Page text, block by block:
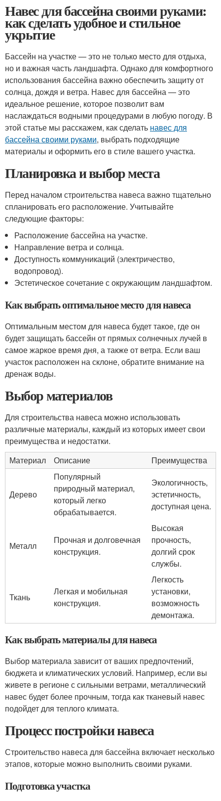
Навес для бассейна своими руками:
как сделать удобное и стильное
укрытие
Бассейн на участке — это не только место для отдыха,
но и важная часть ландшафта. Однако для комфортного
использования бассейна важно обеспечить защиту от
солнца, дождя и ветра. Навес для бассейна — это
идеальное решение, которое позволит вам
наслаждаться водными процедурами в любую погоду. В
этой статье мы расскажем, как сделать навес для
бассейна своими руками, выбрать подходящие
материалы и оформить его в стиле вашего участка.
Планировка и выбор места
Перед началом строительства навеса важно тщательно
спланировать его расположение. Учитывайте
следующие факторы:
Расположение бассейна на участке.
Направление ветра и солнца.
Доступность коммуникаций (электричество,
водопровод).
Эстетическое сочетание с окружающим ландшафтом.
Как выбрать оптимальное место для навеса
Оптимальным местом для навеса будет такое, где он
будет защищать бассейн от прямых солнечных лучей в
самое жаркое время дня, а также от ветра. Если ваш
участок расположен на склоне, обратите внимание на
дренаж воды.
Выбор материалов
Для строительства навеса можно использовать
различные материалы, каждый из которых имеет свои
преимущества и недостатки.
Материал
Описание Преимущества
Дерево
Популярный
природный материал,
который легко
обрабатывается.
Экологичность,
эстетичность,
доступная цена.
Металл
Прочная и долговечная
конструкция.
Высокая
прочность,
долгий срок
службы.
Ткань
Легкая и мобильная
конструкция.
Легкость
установки,
возможность
демонтажа.
Как выбрать материалы для навеса
Выбор материала зависит от ваших предпочтений,
бюджета и климатических условий. Например, если вы
живете в регионе с сильными ветрами, металлический
навес будет более прочным, тогда как тканевый навес
подойдет для теплого климата.
Процесс постройки навеса
Строительство навеса для бассейна включает несколько
этапов, которые можно выполнить своими руками.
Подготовка участка